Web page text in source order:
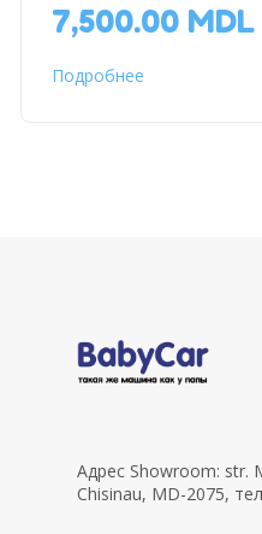
7,500.00 MDL
Подробнее
Адрес Showroom: str.
Chisinau, MD-2075,